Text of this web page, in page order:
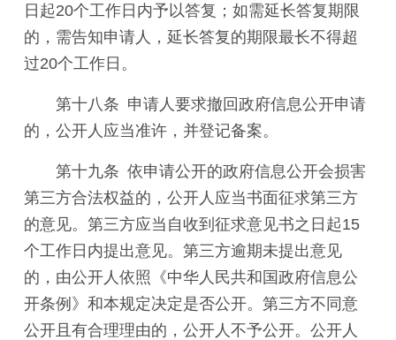
日起20个工作日内予以答复；如需延长答复期限
的，需告知申请人，延长答复的期限最长不得超
过20个工作日。
第十八条 申请人要求撤回政府信息公开申请
的，公开人应当准许，并登记备案。
第十九条 依申请公开的政府信息公开会损害
第三方合法权益的，公开人应当书面征求第三方
的意见。第三方应当自收到征求意见书之日起15
个工作日内提出意见。第三方逾期未提出意见
的，由公开人依照《中华人民共和国政府信息公
开条例》和本规定决定是否公开。第三方不同意
公开且有合理理由的，公开人不予公开。公开人